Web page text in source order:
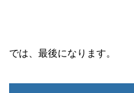
では、最後になります。